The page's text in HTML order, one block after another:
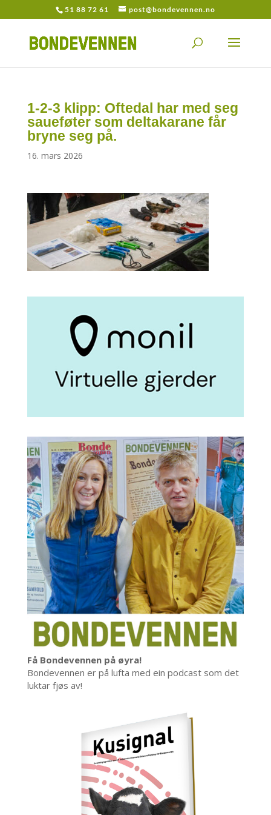
51 88 72 61 post@bondevennen.no
1-2-3 klipp: Oftedal har med seg
saueføter som deltakarane får
bryne seg på.
16. mars 2026
Få Bondevennen på øyra!
Bondevennen er på lufta med ein podcast som det
luktar fjøs av!